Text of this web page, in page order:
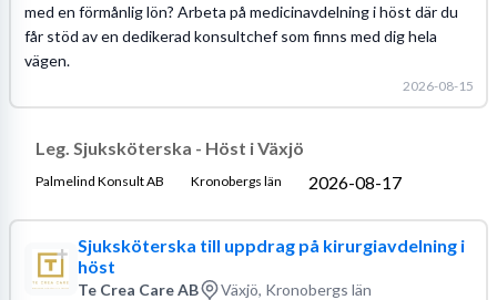
med en förmånlig lön? Arbeta på medicinavdelning i höst där du
får stöd av en dedikerad konsultchef som finns med dig hela
vägen.
2026-08-15
Leg. Sjuksköterska - Höst i Växjö
Palmelind Konsult AB Kronobergs län 2026-08-17
Sjuksköterska till uppdrag på kirurgiavdelning i
höst
Te Crea Care AB Växjö, Kronobergs län